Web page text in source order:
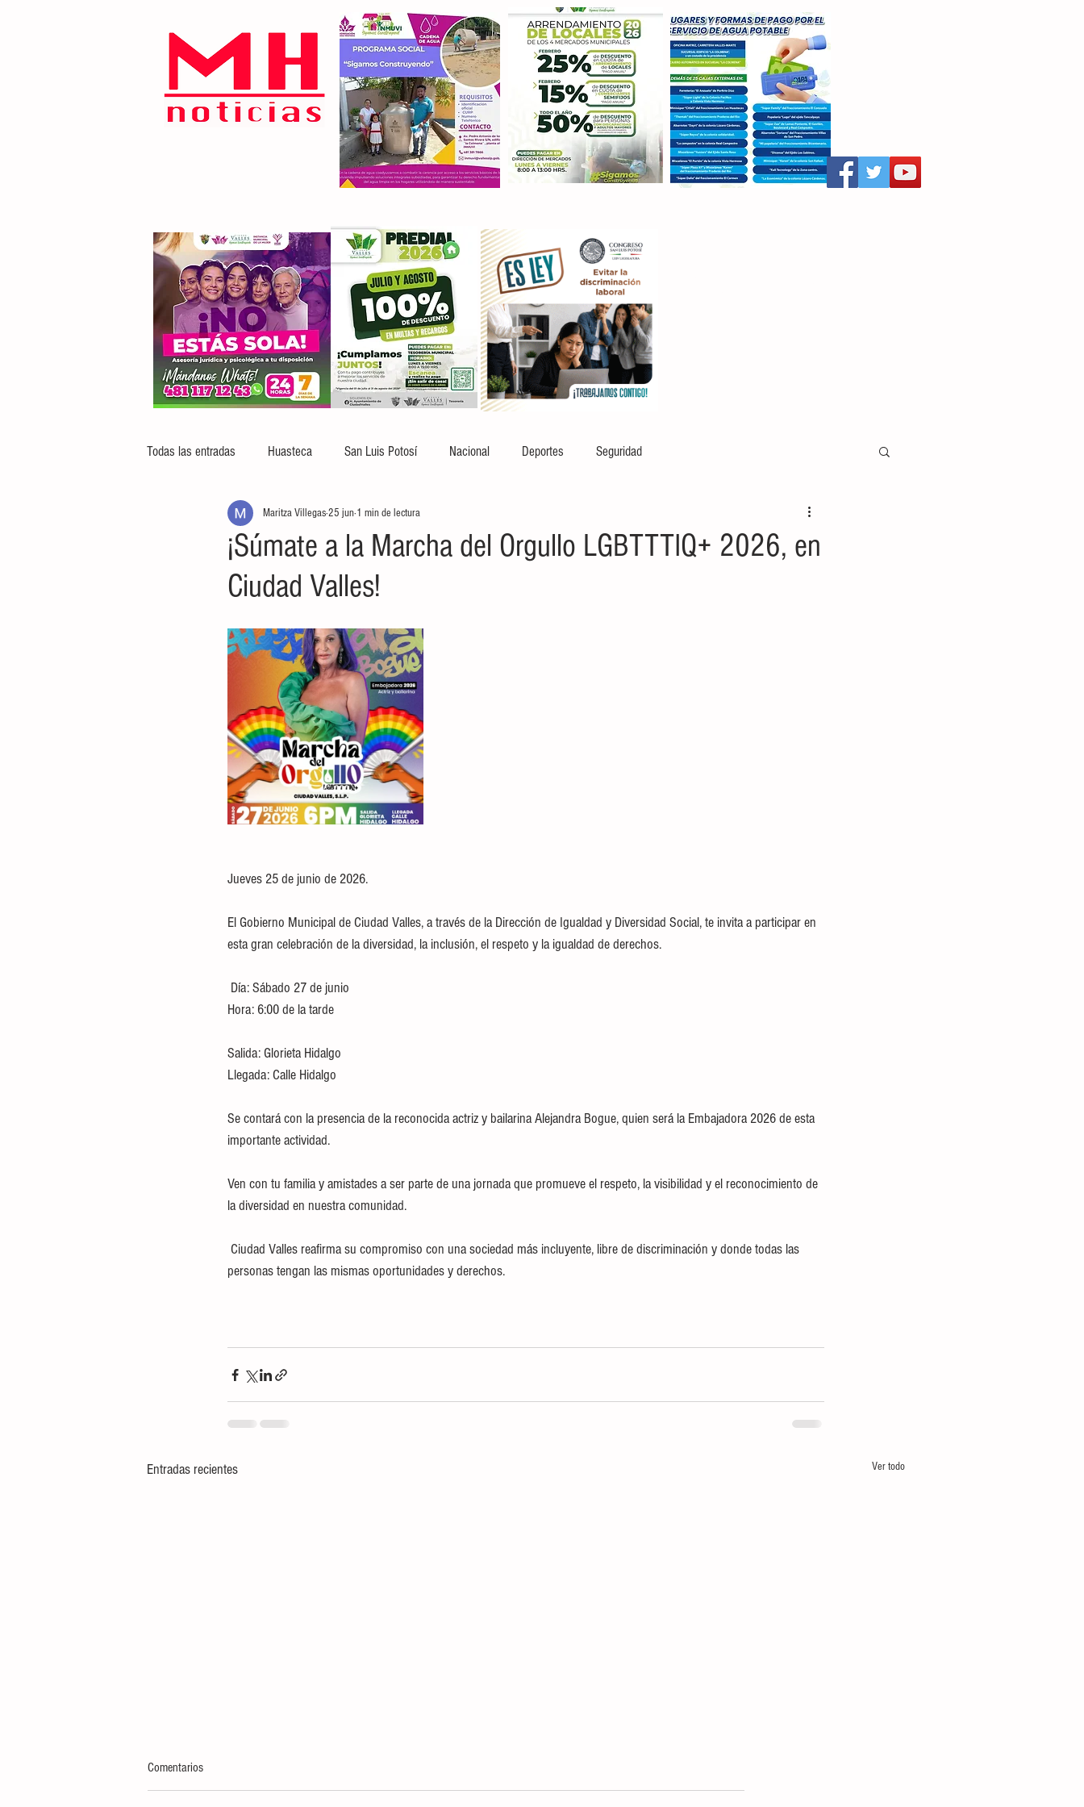
Todas las entradas Huasteca San Luis Potosí Nacional Deportes Seguridad
¡Súmate a la Marcha del Orgullo LGBTTTIQ+ 2026, en
Ciudad Valles!
Maritza Villegas25 jun 1 min de lectura
Jueves 25 de junio de 2026.
El Gobierno Municipal de Ciudad Valles, a través de la Dirección de Igualdad y Diversidad Social, te invita a participar en
esta gran celebración de la diversidad, la inclusión, el respeto y la igualdad de derechos.
Día: Sábado 27 de junio
Hora: 6:00 de la tarde
Salida: Glorieta Hidalgo
Llegada: Calle Hidalgo
Se contará con la presencia de la reconocida actriz y bailarina Alejandra Bogue, quien será la Embajadora 2026 de esta
importante actividad.
Ven con tu familia y amistades a ser parte de una jornada que promueve el respeto, la visibilidad y el reconocimiento de
la diversidad en nuestra comunidad.
personas tengan las mismas oportunidades y derechos.
Entradas recientes Ver todo
Comentarios